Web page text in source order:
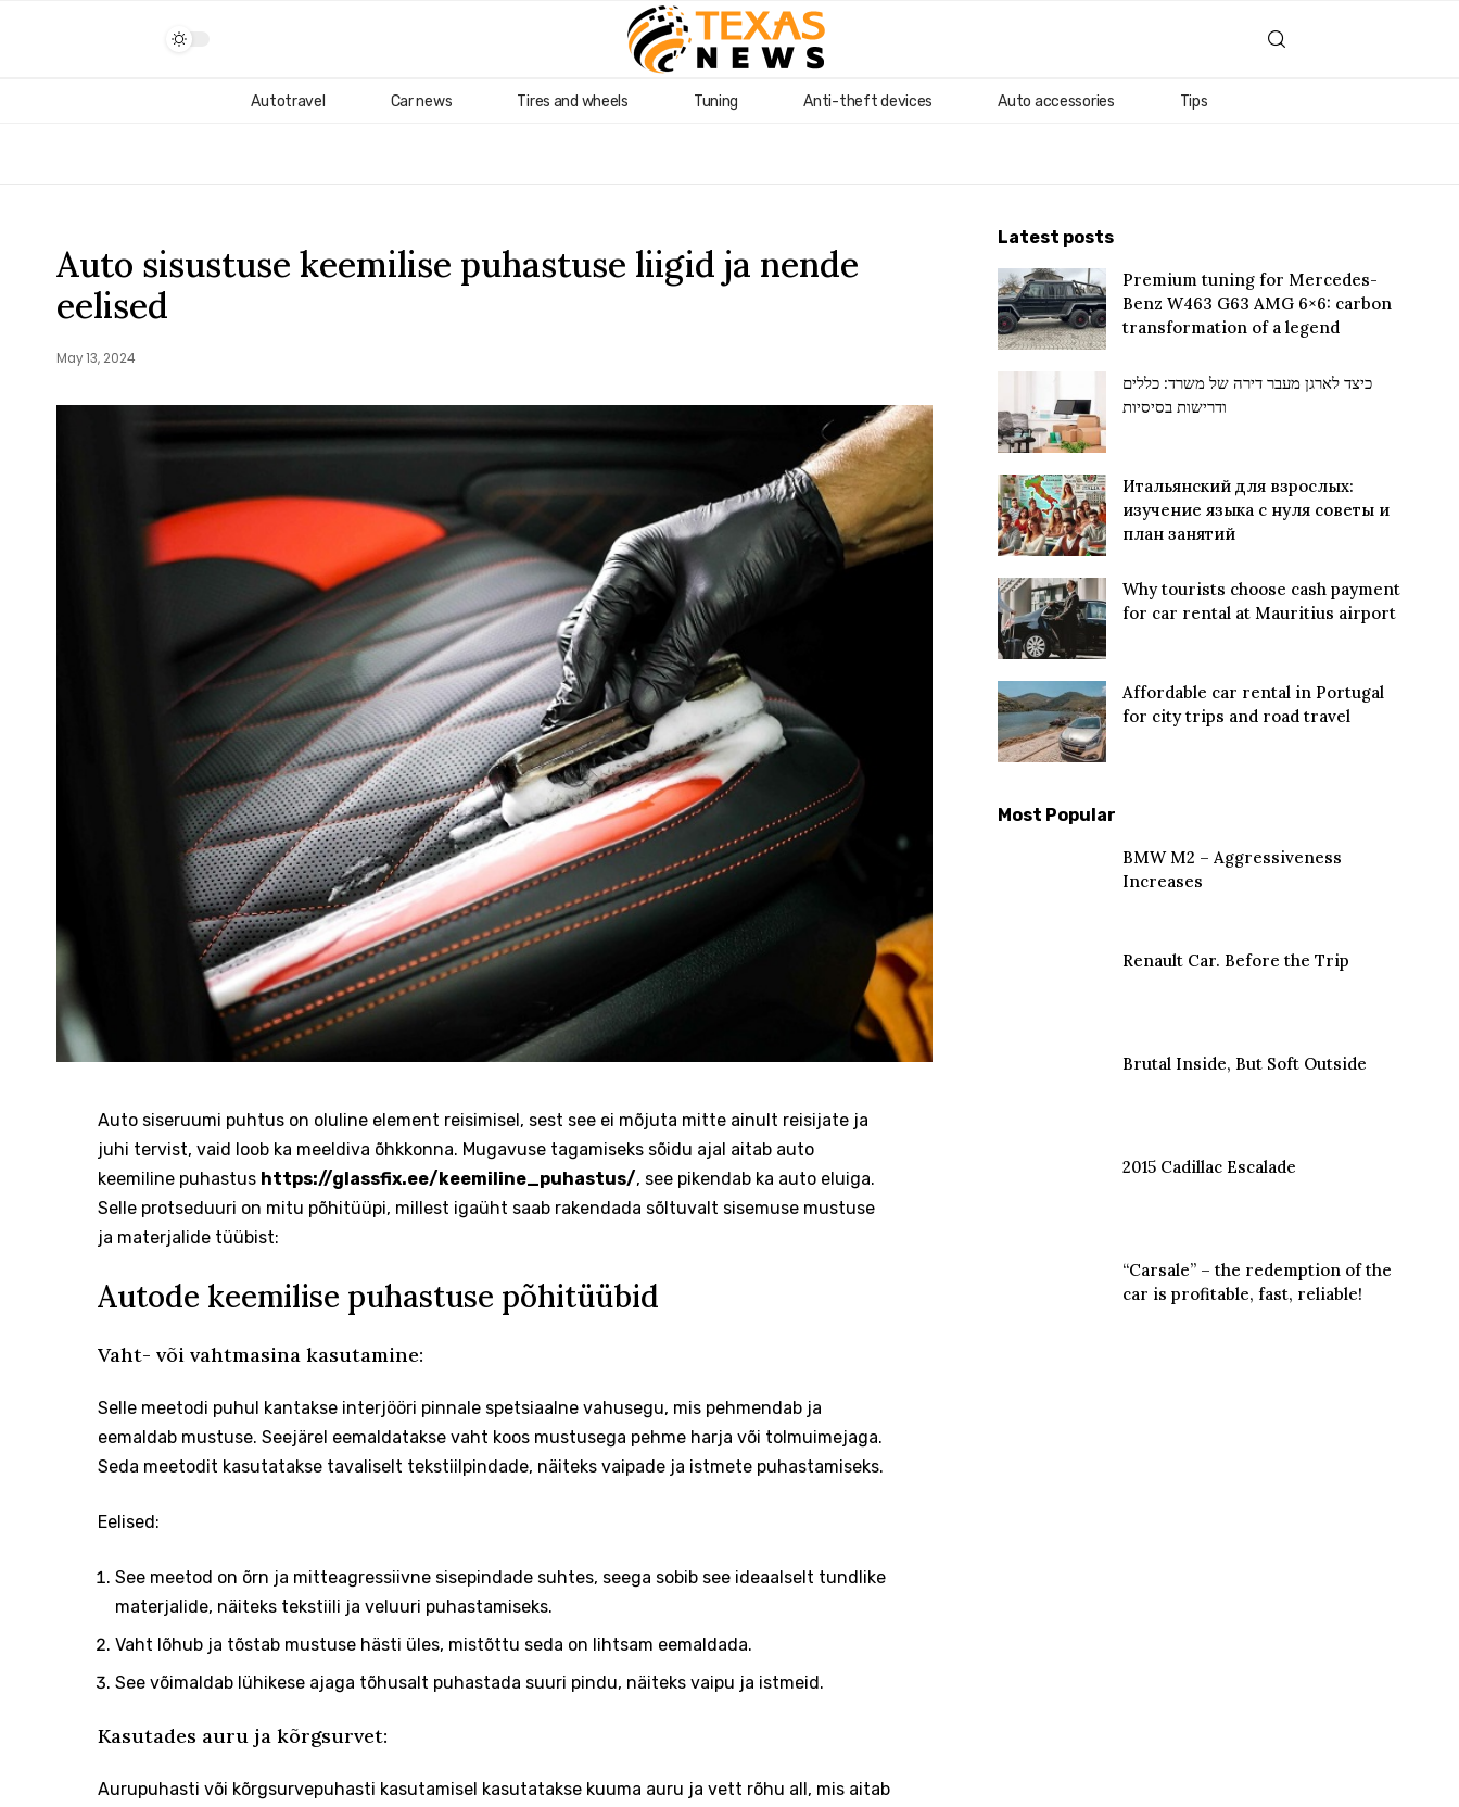
Autotravel Car news Tires and wheels Tuning Anti-theft devices Auto accessories Tips
Auto sisustuse keemilise puhastuse liigid ja nende
eelised
May 13, 2024
Auto siseruumi puhtus on oluline element reisimisel, sest see ei mõjuta mitte ainult reisijate ja
juhi tervist, vaid loob ka meeldiva õhkkonna. Mugavuse tagamiseks sõidu ajal aitab auto
keemiline puhastus https://glassfix.ee/keemiline_puhastus/, see pikendab ka auto eluiga.
Selle protseduuri on mitu põhitüüpi, millest igaüht saab rakendada sõltuvalt sisemuse mustuse
ja materjalide tüübist:
Autode keemilise puhastuse põhitüübid
Vaht- või vahtmasina kasutamine:
Selle meetodi puhul kantakse interjööri pinnale spetsiaalne vahusegu, mis pehmendab ja
eemaldab mustuse. Seejärel eemaldatakse vaht koos mustusega pehme harja või tolmuimejaga.
Seda meetodit kasutatakse tavaliselt tekstiilpindade, näiteks vaipade ja istmete puhastamiseks.
Eelised:
See meetod on õrn ja mitteagressiivne sisepindade suhtes, seega sobib see ideaalselt tundlike
materjalide, näiteks tekstiili ja veluuri puhastamiseks.
Vaht lõhub ja tõstab mustuse hästi üles, mistõttu seda on lihtsam eemaldada.
See võimaldab lühikese ajaga tõhusalt puhastada suuri pindu, näiteks vaipu ja istmeid.
Kasutades auru ja kõrgsurvet:
Aurupuhasti või kõrgsurvepuhasti kasutamisel kasutatakse kuuma auru ja vett rõhu all, mis aitab
Latest posts
Premium tuning for Mercedes-
Benz W463 G63 AMG 6×6: carbon
transformation of a legend
כיצד לארגן מעבר דירה של משרד: כללים
ודרישות בסיסיות
Итальянский для взрослых:
изучение языка с нуля советы и
план занятий
Why tourists choose cash payment
for car rental at Mauritius airport
Affordable car rental in Portugal
for city trips and road travel
Most Popular
BMW M2 – Aggressiveness
Increases
Renault Car. Before the Trip
Brutal Inside, But Soft Outside
2015 Cadillac Escalade
“Carsale” – the redemption of the
car is profitable, fast, reliable!